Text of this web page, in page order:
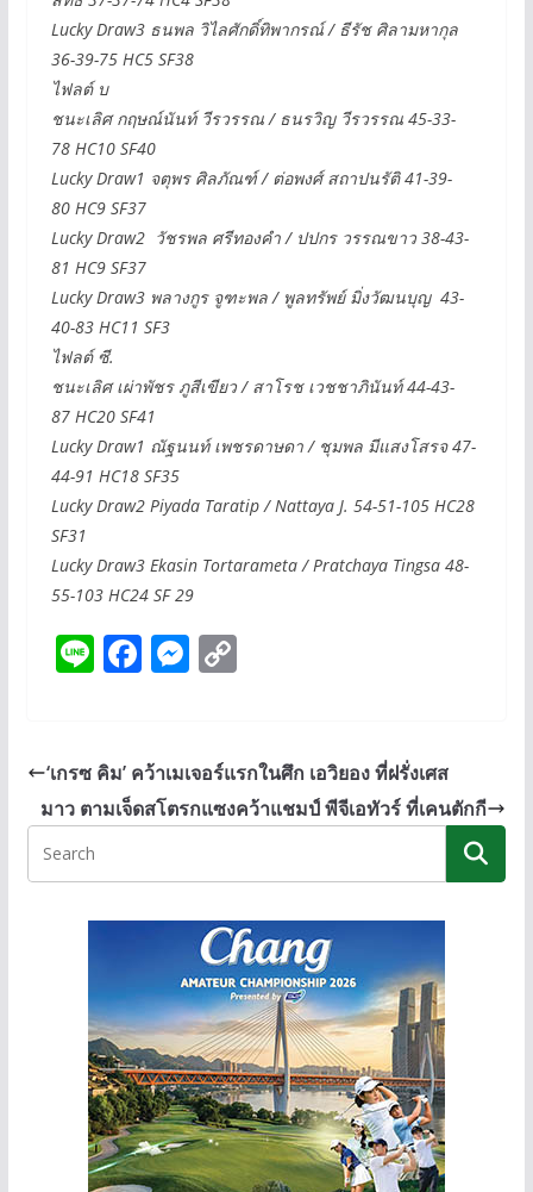
Lucky Draw3 ธนพล วิไลศักดิ์ทิพากรณ์ / ธีรัช ศิลามหากุล
36-39-75 HC5 SF38
ไฟลต์ บ
ชนะเลิศ กฤษณ์นันท์ วีรวรรณ / ธนรวิญ วีรวรรณ 45-33-
78 HC10 SF40
Lucky Draw1 จตุพร ศิลภัณฑ์ / ต่อพงศ์ สถาปนรัติ 41-39-
80 HC9 SF37
Lucky Draw2 วัชรพล ศรีทองคำ / ปปกร วรรณขาว 38-43-
81 HC9 SF37
Lucky Draw3 พลางกูร จูฑะพล / พูลทรัพย์ มิ่งวัฒนบุญ 43-
40-83 HC11 SF3
ไฟลต์ ซี.
ชนะเลิศ เผ่าพัชร ภูสีเขียว / สาโรช เวชชาภินันท์ 44-43-
87 HC20 SF41
Lucky Draw1 ณัฐนนท์ เพชรดาษดา / ชุมพล มีแสงโสรจ 47-
44-91 HC18 SF35
Lucky Draw2 Piyada Taratip / Nattaya J. 54-51-105 HC28
SF31
Lucky Draw3 Ekasin Tortarameta / Pratchaya Tingsa 48-
55-103 HC24 SF 29
Li
n
F
ac
b
o
o
k
M
e
e
n
g
er
C
y
Li
n
k
‘เกรซ คิม’ คว้าเมเจอร์แรกในศึก เอวิยอง ที่ฝรั่งเศส
มาว ตามเจ็ดสโตรกแซงคว้าแชมป์ พีจีเอทัวร์ ที่เคนตักกี